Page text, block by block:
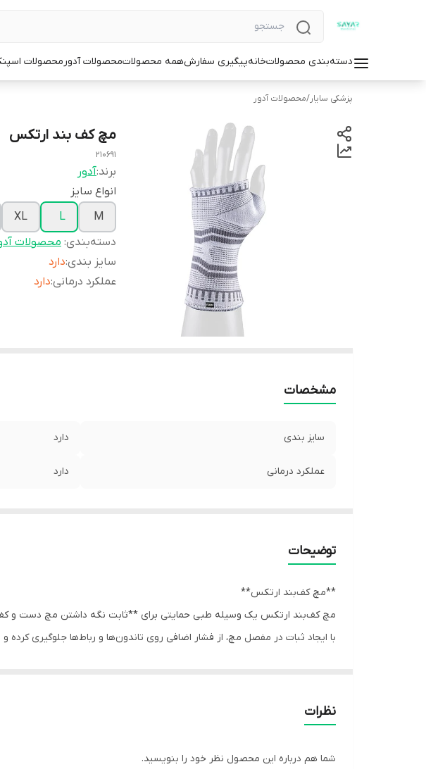
دسته‌بندی محصولاتخانهپیگیری سفارشهمه محصولاتمحصولات آدورمحصولات
پزشکی سایار/محصولات آدور
مچ کف بند ارتکس
210691
برند:آدور
انواع سایز
M
L
XL
دسته‌بندی: محصولات
سایز بندی:دارد
عملکرد درمانی:دارد
مشخصات
سایز بندی دارد
عملکرد درمانی دارد
توضیحات
**مچ کف‌بند ارتکس**
مچ کف‌بند ارتکس یک وسیله طبی حمایتی برای **ثابت نگه داشتن مچ دست و
با ایجاد ثبات در مفصل مچ، از فشار اضافی روی تاندون‌ها و رباط‌ها جلوگیری
- کاهش درد و جلوگیری از حرکات مضر مچ
- دارای بندهای قابل تنظیم برای فیت بهتر
نظرات
شما هم درباره این محصول نظر خود را بنویسید.